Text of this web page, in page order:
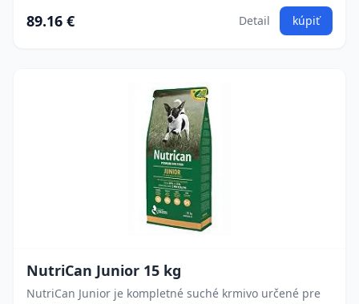
89.16 € Detail kúpiť
NutriCan Junior 15 kg
NutriCan Junior je kompletné suché krmivo určené pre